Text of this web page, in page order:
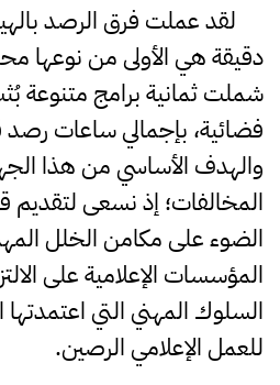
لقد عملت فرق الرصد
دقيقة هي الأولى من نوعها
شملت ثمانية برامج متنوعة
فضائية، بإجمالي ساعات
والهدف الأساسي من هذا
المخالفات؛ إذ نسعى لتقديم
الضوء على مكامن الخلل
المؤسسات الإعلامية على
السلوك المهني التي
للعمل الإعلامي الرصين.